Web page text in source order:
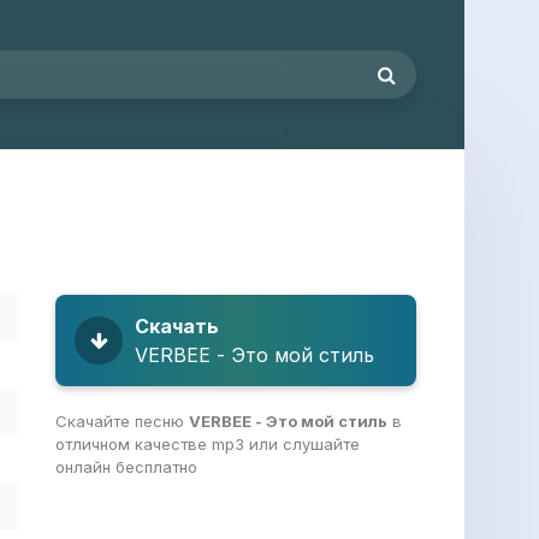
Скачать
VERBEE - Это мой стиль
Скачайте песню VERBEE - Это мой стиль в
отличном качестве mp3 или слушайте
онлайн бесплатно